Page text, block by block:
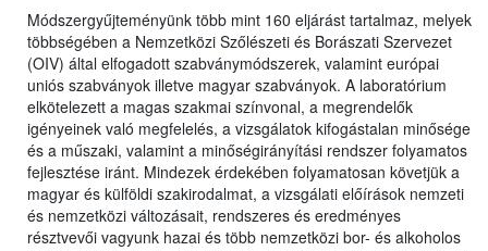
Módszergyűjteményünk több mint 160 eljárást tartalmaz, melyek
többségében a Nemzetközi Szőlészeti és Borászati Szervezet
(OIV) által elfogadott szabványmódszerek, valamint európai
uniós szabványok illetve magyar szabványok. A laboratórium
elkötelezett a magas szakmai színvonal, a megrendelők
igényeinek való megfelelés, a vizsgálatok kifogástalan minősége
és a műszaki, valamint a minőségirányítási rendszer folyamatos
fejlesztése iránt. Mindezek érdekében folyamatosan követjük a
magyar és külföldi szakirodalmat, a vizsgálati előírások nemzeti
és nemzetközi változásait, rendszeres és eredményes
résztvevői vagyunk hazai és több nemzetközi bor- és alkoholos